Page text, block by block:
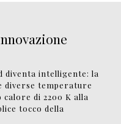
diventa intelligente: la
temperature
di 2200 K alla
tocco della